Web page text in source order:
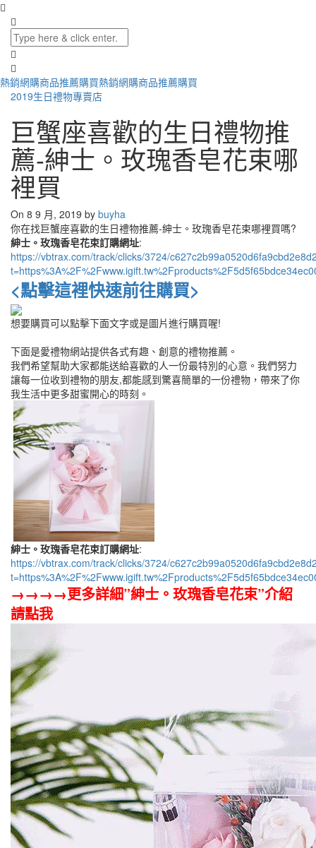
熱銷網購商品推薦購買熱銷網購商品推薦購買
2019生日禮物專賣店
巨蟹座喜歡的生日禮物推
薦-紳士。玫瑰香皂花束哪
裡買
On 8 9 月, 2019 by buyha
你在找巨蟹座喜歡的生日禮物推薦-紳士。玫瑰香皂花束哪裡買嗎?
紳士。玫瑰香皂花束訂購網址:
https://vbtrax.com/track/clicks/3724/
<點擊這裡快速前往購買>
想要購買可以點擊下面文字或是圖片進行購買喔!
下面是愛禮物網站提供各式有趣、創意的禮物推薦。
我們希望幫助大家都能送給喜歡的人一份最特別的心意。我們努力
讓每一位收到禮物的朋友,都能感到驚喜簡單的一份禮物，帶來了你
我生活中更多甜蜜開心的時刻。
紳士。玫瑰香皂花束訂購網址:
https://vbtrax.com/track/clicks/3724/
→→→→更多詳細”紳士。玫瑰香皂花束”介紹
請點我